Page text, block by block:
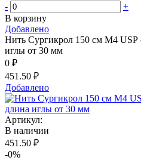
-
+
В корзину
Добавлено
Нить Сургикрол 150 см М4 USP
иглы от 30 мм
0 ₽
451.50 ₽
Добавлено
Артикул:
В наличии
451.50 ₽
-0%